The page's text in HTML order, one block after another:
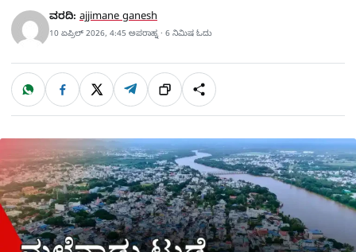
ವರದಿ: ajjimane ganesh
10 ಏಪ್ರಿಲ್ 2026, 4:45 ಅಪರಾಹ್ನ · 6 ನಿಮಿಷ ಓದು
ಹಂಚಿಕೊಳ್ಳಿ
W
a
t
p
F
c
e
o
X T
l
e
a
m
ಲಿಂ
ಕ್
S
h
a
r
e